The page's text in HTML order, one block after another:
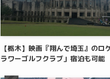
【栃木】映画『翔んで埼玉』のロ
ラワーゴルフクラブ」宿泊も可能